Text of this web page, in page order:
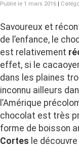
Publié le 1 mars 2016 |
Savoureux et
de l’enfance, le
est relativement
effet, si le
dans les plaines
inconnu ailleurs
l’Amérique
chocolat est très
forme de boisson
Cortes le